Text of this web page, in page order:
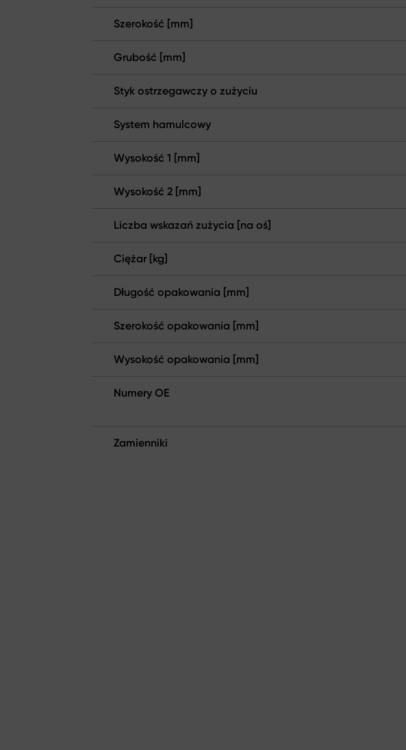
Szerokość [mm]
Grubość [mm]
Styk ostrzegawczy o zużyciu
System hamulcowy
Wysokość 1 [mm]
Wysokość 2 [mm]
Liczba wskazań zużycia [na oś]
Ciężar [kg]
Długość opakowania [mm]
Szerokość opakowania [mm]
Wysokość opakowania [mm]
Numery OE
Zamienniki